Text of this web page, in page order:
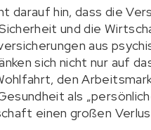
hin, dass die
und die
aus
sich nicht nur auf
den
als
einen großen